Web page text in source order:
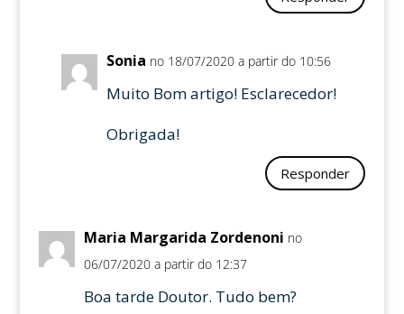
Sonia no 18/07/2020 a partir do 10:56
Muito Bom artigo! Esclarecedor!
Obrigada!
Responder
Maria Margarida Zordenoni no
06/07/2020 a partir do 12:37
Boa tarde Doutor. Tudo bem?